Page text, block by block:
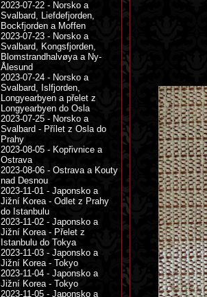
2023-07-22 - Norsko a
Svalbard, Liefdefjorden,
Bockfjorden a Moffen
2023-07-23 - Norsko a
Svalbard, Kongsfjorden,
Blomstrandhalvøya a Ny-
Ålesund
2023-07-24 - Norsko a
Svalbard, Islfjorden,
Longyearbyen a přelet z
Longyearbyen do Osla
2023-07-25 - Norsko a
Svalbard - Přílet z Osla do
Prahy
2023-08-05 - Kopřivnice a
Ostrava
2023-08-06 - Ostrava a Kouty
nad Desnou
2023-11-01 - Japonsko a
Jižní Korea - Odlet z Prahy
do Istanbulu
2023-11-02 - Japonsko a
Jižní Korea - Přelet z
Istanbulu do Tokya
2023-11-03 - Japonsko a
Jižní Korea - Tokyo
2023-11-04 - Japonsko a
Jižní Korea - Tokyo
2023-11-05 - Japonsko a